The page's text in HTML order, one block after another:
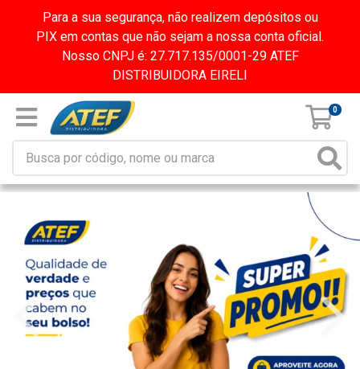
Para a sua segurança, não realizem depósitos ou
PIX em contas que não sejam a nossa conta oficial.
Nosso CNPJ é: 27.717.135/0001-29 ATEF
DISTRIBUIDORA EIRELI
0